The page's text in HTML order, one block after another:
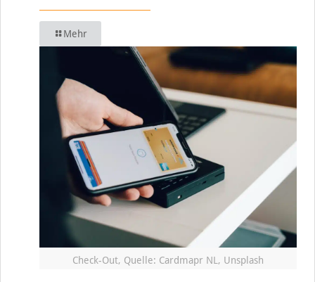
Mehr
Check-Out, Quelle: Cardmapr NL, Unsplash